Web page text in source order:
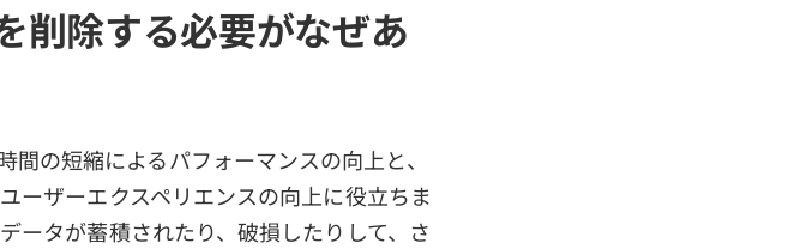
削除する必要がなぜあ
の短縮によるパフォーマンスの向上と、
ーザーエクスペリエンスの向上に役立ちま
ータが蓄積されたり、破損したりして、さ